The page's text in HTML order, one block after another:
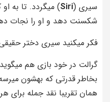
سیری (Siri) میگردد. تا به
شکسنت دهد و او را نجات
فکر میکنید سیری دختر
گرالت در خود بازی هم
بخاطر قدرتی که بهشون
همان تقریبا نقد جمله